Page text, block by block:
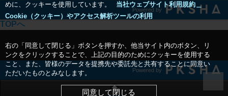
めに、クッキーを使用しています。
当社ウェブサイト利用規約＿
Cookie（クッキー）やアクセス解析ツールの利用
右の「同意して閉じる」ボタンを押すか、他当サイト内のボタン、リ
ンクをクリックすることで、上記の目的のためにクッキーを使用する
こと、また、皆様のデータを提携先や委託先と共有することに同意い
ただいたものとみなします。
同意して閉じる
Powered by
TOPへ
Powered by